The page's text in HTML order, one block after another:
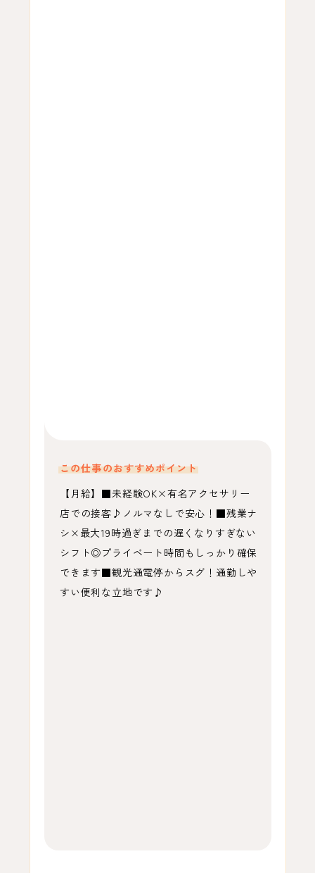
この仕事のおすすめポイント
【月給】■未経験OK×有名アクセサリー
店での接客♪ノルマなしで安心！■残業ナ
シ×最大19時過ぎまでの遅くなりすぎない
シフト◎プライベート時間もしっかり確保
できます■観光通電停からスグ！通勤しや
すい便利な立地です♪